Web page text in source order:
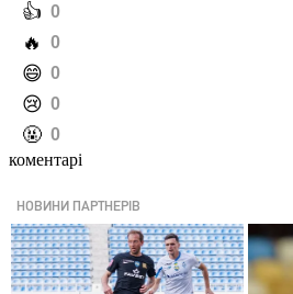
️👍 0
️🔥 0
️😄 0
️😢 0
️🤬 0
коментарі